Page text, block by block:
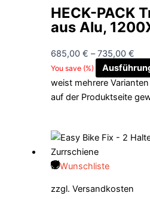
HECK-PACK
aus Alu,
685,00€ –735,00€
You save (%)
weist mehrere
auf der Produktseite
Wunschliste
zzgl.Versandkosten